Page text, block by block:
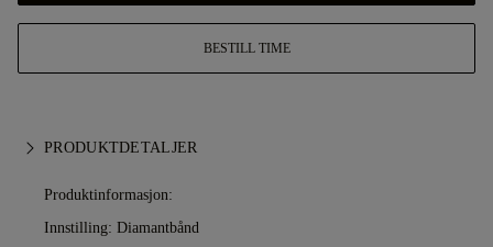
BESTILL TIME
PRODUKTDETALJER
Produktinformasjon:
Innstilling: Diamantbånd